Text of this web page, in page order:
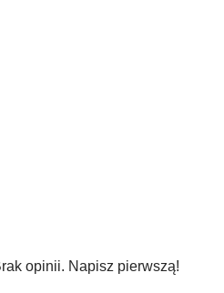
opinii. Napisz pierwszą!